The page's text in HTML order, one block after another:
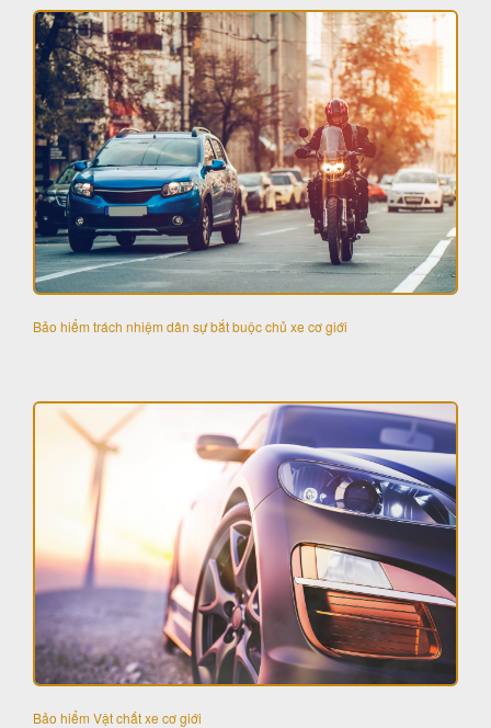
Bảo hiểm trách nhiệm dân sự bắt buộc chủ xe cơ giới
Bảo hiểm Vật chất xe cơ giới